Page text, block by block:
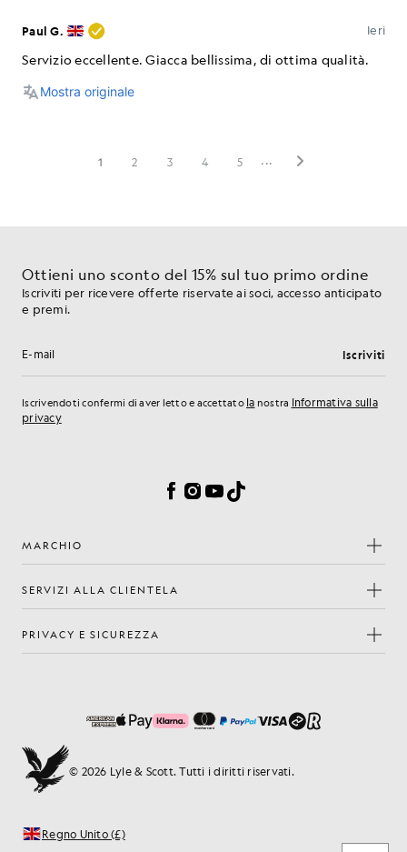
Ottieni uno sconto del 15% sul tuo primo ordine
Iscriviti per ricevere offerte riservate ai soci, accesso anticipato
e premi.
Indirizzo e-mail Iscriviti
Iscrivendoti confermi di aver letto e accettato la nostra Informativa sulla
privacy
Facebook
Instagram
YouTube
TikTok
MARCHIO
SERVIZI ALLA CLIENTELA
PRIVACY E SICUREZZA
© 2026 Lyle & Scott. Tutti i diritti riservati.
Regno Unito (£)